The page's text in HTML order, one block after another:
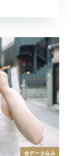
全データ込み